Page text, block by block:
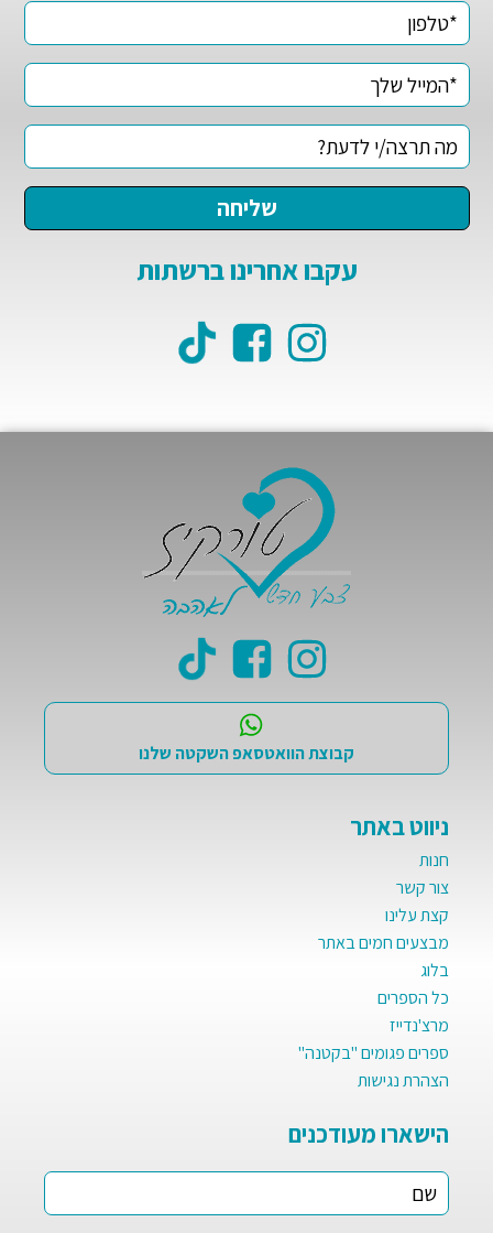
עקבו אחרינו ברשתות
קבוצת הוואטסאפ השקטה שלנו
ניווט באתר
חנות
צור קשר
קצת עלינו
מבצעים חמים באתר
בלוג
כל הספרים
מרצ'נדייז
ספרים פגומים "בקטנה"
הצהרת נגישות
הישארו מעודכנים